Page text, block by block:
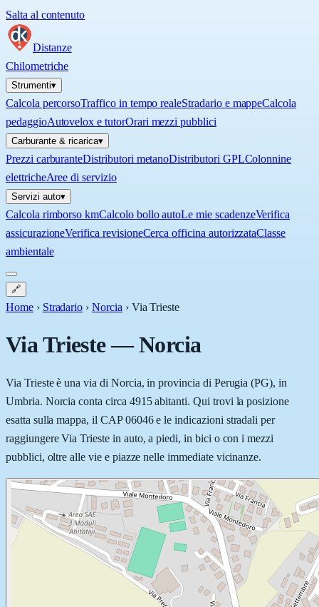
Salta al contenuto
Distanze
Chilometriche
Strumenti▾
Calcola percorsoTraffico in tempo realeStradario e mappeCalcola
pedaggioAutovelox e tutorOrari mezzi pubblici
Carburante & ricarica▾
Prezzi carburanteDistributori metanoDistributori GPLColonnine
elettricheAree di servizio
Servizi auto▾
Calcola rimborso kmCalcolo bollo autoLe mie scadenzeVerifica
assicurazioneVerifica revisioneCerca officina autorizzataClasse
ambientale
🔗
Home › Stradario › Norcia › Via Trieste
Via Trieste—Norcia
Via Trieste è una via di Norcia, in provincia di Perugia (PG), in
Umbria. Norcia conta circa 4915 abitanti. Qui trovi la posizione
esatta sulla mappa, il CAP 06046 e le indicazioni stradali per
raggiungere Via Trieste in auto, a piedi, in bici o con i mezzi
pubblici, oltre alle vie e piazze nelle immediate vicinanze.